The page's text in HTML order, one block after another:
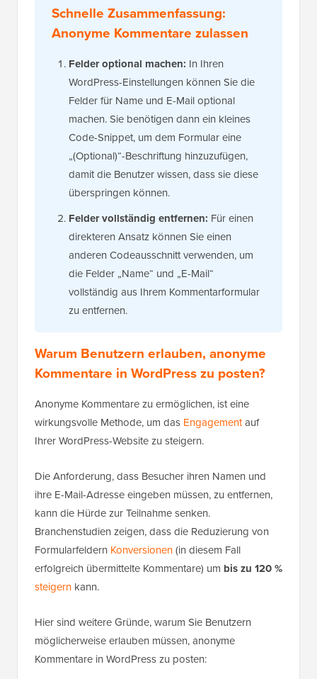
Schnelle Zusammenfassung:
Anonyme Kommentare zulassen
Felder optional machen: In Ihren
WordPress-Einstellungen können Sie die
Felder für Name und E-Mail optional
machen. Sie benötigen dann ein kleines
Code-Snippet, um dem Formular eine
„(Optional)“-Beschriftung hinzuzufügen,
damit die Benutzer wissen, dass sie diese
überspringen können.
Felder vollständig entfernen: Für einen
direkteren Ansatz können Sie einen
anderen Codeausschnitt verwenden, um
die Felder „Name“ und „E-Mail“
vollständig aus Ihrem Kommentarformular
zu entfernen.
Warum Benutzern erlauben, anonyme
Kommentare in WordPress zu posten?
Anonyme Kommentare zu ermöglichen, ist eine
wirkungsvolle Methode, um das Engagementauf
Ihrer WordPress-Website zu steigern.
Die Anforderung, dass Besucher ihren Namen und
ihre E-Mail-Adresse eingeben müssen, zu entfernen,
kann die Hürde zur Teilnahme senken.
Branchenstudien zeigen, dass die Reduzierung von
Formularfeldern Konversionen(in diesem Fall
erfolgreich übermittelte Kommentare) um bis zu 120 %
steigern kann.
Hier sind weitere Gründe, warum Sie Benutzern
möglicherweise erlauben müssen, anonyme
Kommentare in WordPress zu posten: